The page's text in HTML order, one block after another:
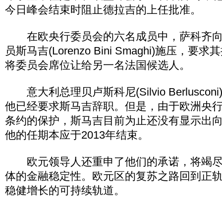
今日峰会结束时阻止德拉吉的上任批准。
在欧央行委员会的六名成员中，萨科齐
员斯马吉(Lorenzo Bini Smaghi)施压，要求
将委员会席位让给另一名法国候选人。
意大利总理贝卢斯科尼(Silvio Berlusconi)
他已经要求斯马吉辞职。但是，由于欧洲央
条约的保护，斯马吉目前为止还没有显示出
他的任期本应于2013年结束。
欧元领导人还重申了他们的承诺，将竭
体的金融稳定性。欧元区的复苏之路回到正
稳健增长的可持续轨道。